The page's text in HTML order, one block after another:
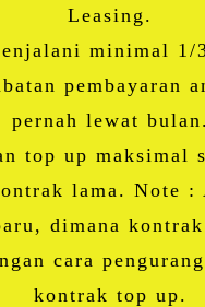
Leasing.
minimal 1/
pembayaran
pernah lewat bulan.
top up maksimal
lama. Note :
dimana kontrak
cara
kontrak top up.